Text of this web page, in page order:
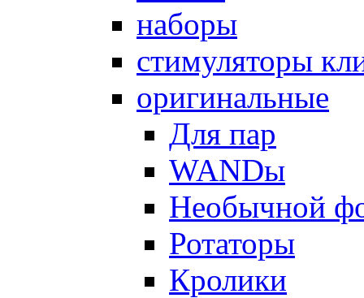
наборы
стимуляторы
оригинальные
Для пар
WANDы
Необычной
Ротаторы
Кролики